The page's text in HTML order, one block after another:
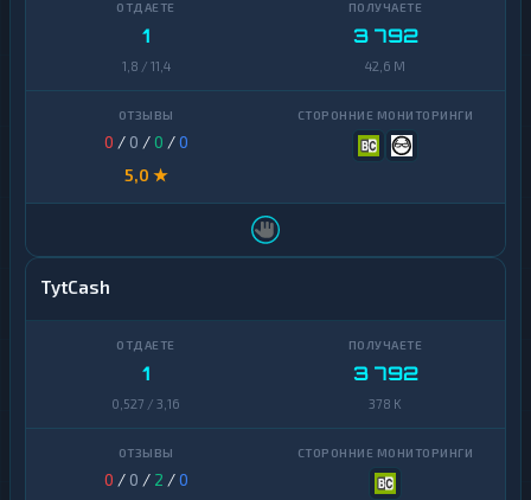
1
1,8 / 11,4
3 792
42,6 M
0 / 0 /0 /0
5,0 ★
TytCash
1
0,527 / 3,16
3 792
378 K
0 / 0 / 2 /0